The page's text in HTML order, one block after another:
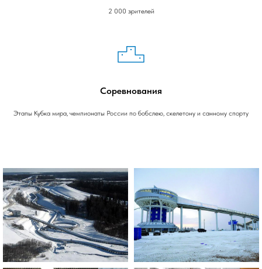
2 000 зрителей
Соревнования
Этапы Кубка мира, чемпионаты России по бобслею, скелетону и санному спорту